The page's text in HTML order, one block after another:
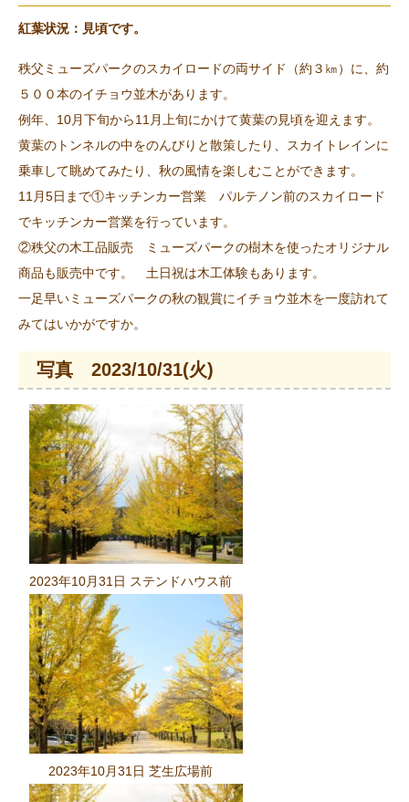
紅葉状況：見頃です。
秩父ミューズパークのスカイロードの両サイド（約３㎞）に、約
５００本のイチョウ並木があります。
例年、10月下旬から11月上旬にかけて黄葉の見頃を迎えます。
黄葉のトンネルの中をのんびりと散策したり、スカイトレインに
乗車して眺めてみたり、秋の風情を楽しむことができます。
11月5日まで①キッチンカー営業 パルテノン前のスカイロード
でキッチンカー営業を行っています。
②秩父の木工品販売 ミューズパークの樹木を使ったオリジナル
商品も販売中です。 土日祝は木工体験もあります。
一足早いミューズパークの秋の観賞にイチョウ並木を一度訪れて
みてはいかがですか。
写真 2023/10/31(火)
2023年10月31日 ステンドハウス前
2023年10月31日 芝生広場前